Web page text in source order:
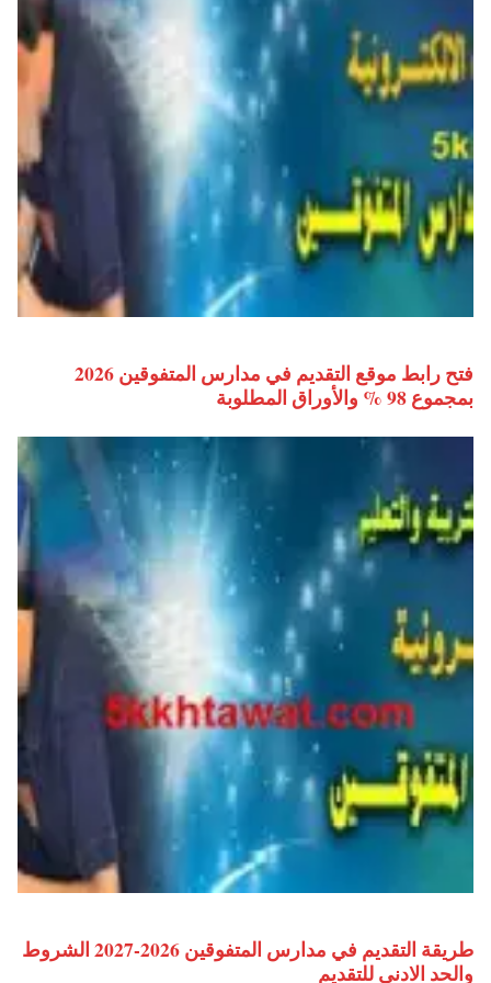
فتح رابط موقع التقديم في مدارس المتفوقين 2026
بمجموع 98 % والأوراق المطلوبة
طريقة التقديم في مدارس المتفوقين 2026-2027 الشروط
والحد الادني للتقديم